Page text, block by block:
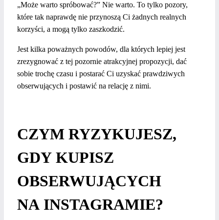
„Może warto spróbować?” Nie warto. To tylko pozory,
które tak naprawdę nie przynoszą Ci żadnych realnych
korzyści, a mogą tylko zaszkodzić.
Jest kilka poważnych powodów, dla których lepiej jest
zrezygnować z tej pozornie atrakcyjnej propozycji, dać
sobie trochę czasu i postarać Ci uzyskać prawdziwych
obserwujących i postawić na relację z nimi.
CZYM RYZYKUJESZ,
GDY KUPISZ
OBSERWUJĄCYCH
NA INSTAGRAMIE?